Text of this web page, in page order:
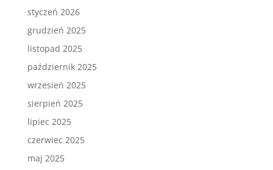
styczeń 2026
grudzień 2025
listopad 2025
październik 2025
wrzesień 2025
sierpień 2025
lipiec 2025
czerwiec 2025
maj 2025